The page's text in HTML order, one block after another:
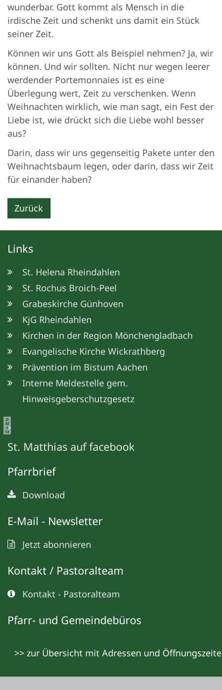
wunderbar. Gott kommt als Mensch in die
irdische Zeit und schenkt uns damit ein Stück
seiner Zeit.
Können wir uns Gott als Beispiel nehmen? Ja, wir
können. Und wir sollten. Nicht nur wegen leerer
werdender Portemonnaies ist es eine
Überlegung wert, Zeit zu verschenken. Wenn
Weihnachten wirklich, wie man sagt, ein Fest der
Liebe ist, wie drückt sich die Liebe wohl besser
aus?
Darin, dass wir uns gegenseitig Pakete unter den
Weihnachtsbaum legen, oder darin, dass wir Zeit
für einander haben?
Zurück
Links
St. Helena Rheindahlen
St. Rochus Broich-Peel
Grabeskirche Günhoven
KjG Rheindahlen
Kirchen in der Region Mönchengladbach
Evangelische Kirche Wickrathberg
Prävention im Bistum Aachen
Interne Meldestelle gem.
Hinweisgeberschutzgesetz
©
M
e
ta
St. Matthias auf facebook
Pfarrbrief
Download
E-Mail - Newsletter
Jetzt abonnieren
Kontakt / Pastoralteam
Kontakt - Pastoralteam
Pfarr- und Gemeindebüros
>> zur Übersicht mit Adressen und